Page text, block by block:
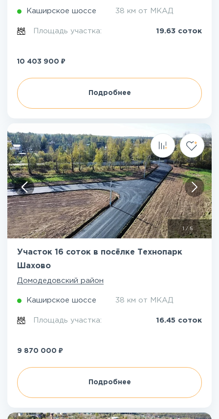
Каширское шоссе 38 км от МКАД
Площадь участка: 19.63 соток
10 403 900 ₽
Подробнее
1/5
Участок 16 соток в посёлке Технопарк
Шахово
Домодедовский район
Каширское шоссе 38 км от МКАД
Площадь участка: 16.45 соток
9 870 000 ₽
Подробнее